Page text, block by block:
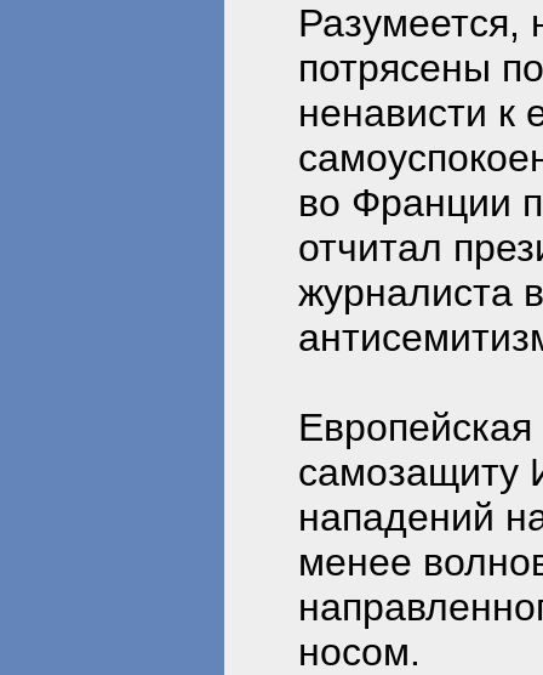
Разумеется,
потрясены
ненависти к
во Франции
отчитал
журналиста
самозащиту
нападений
менее
носом.